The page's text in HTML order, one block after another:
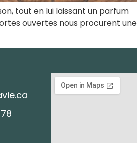
tout en lui laissant un parfum
ouvertes nous procurent une